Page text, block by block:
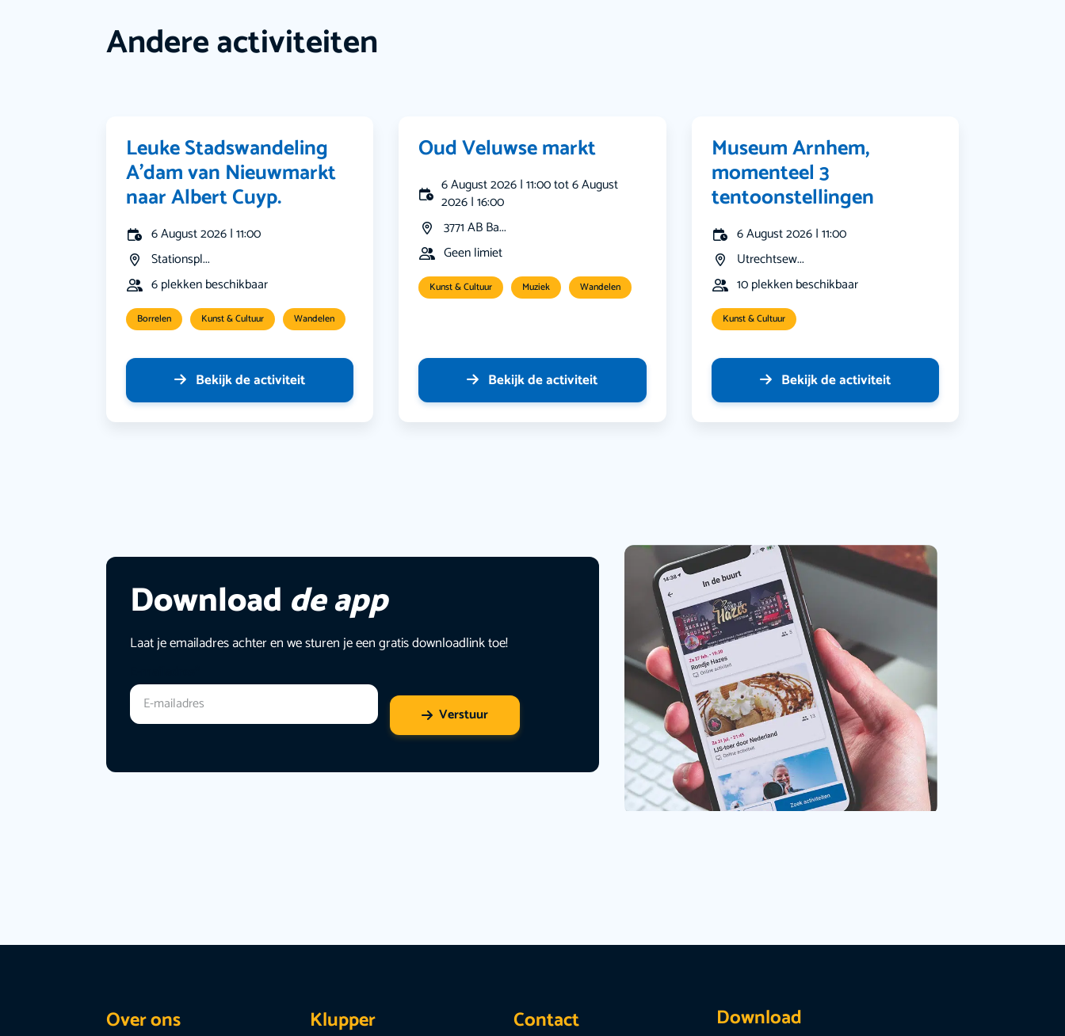
Andere activiteiten
Leuke Stadswandeling
A’dam van Nieuwmarkt
naar Albert Cuyp.
6 August 2026 | 11:00
Stationspl...
6 plekken beschikbaar
Borrelen Kunst & Cultuur Wandelen
Bekijk de activiteit
Oud Veluwse markt
6 August 2026 | 11:00 tot 6 August
2026 | 16:00
3771 AB Ba...
Geen limiet
Kunst & Cultuur Muziek Wandelen
Bekijk de activiteit
Museum Arnhem,
momenteel 3
tentoonstellingen
6 August 2026 | 11:00
Utrechtsew...
10 plekken beschikbaar
Kunst & Cultuur
Bekijk de activiteit
Download de app
Laat je emailadres achter en we sturen je een gratis downloadlink toe!
Verstuur
Over ons Klupper Contact Download